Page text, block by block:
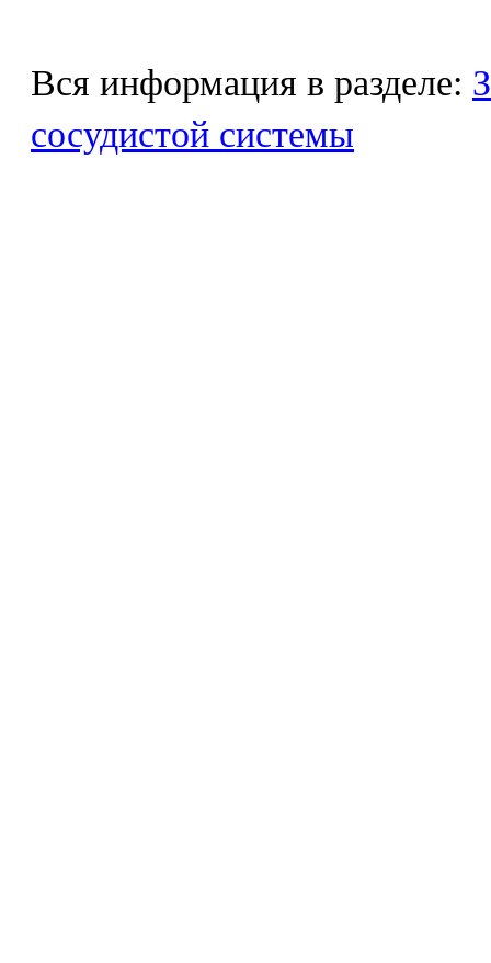
Вся информация в разделе:
сосудистой системы